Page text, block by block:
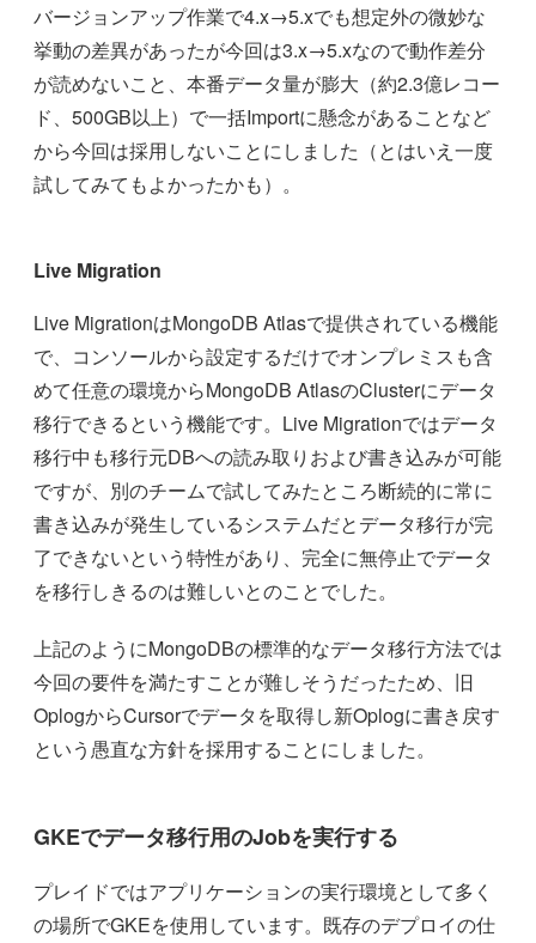
バージョンアップ作業で4.x→5.xでも想定外の微妙な
挙動の差異があったが今回は3.x→5.xなので動作差分
が読めないこと、本番データ量が膨大（約2.3億レコー
ド、500GB以上）で一括Importに懸念があることなど
から今回は採用しないことにしました（とはいえ一度
試してみてもよかったかも）。
Live Migration
Live MigrationはMongoDB Atlasで提供されている機能
で、コンソールから設定するだけでオンプレミスも含
めて任意の環境からMongoDB AtlasのClusterにデータ
移行できるという機能です。Live Migrationではデータ
移行中も移行元DBへの読み取りおよび書き込みが可能
ですが、別のチームで試してみたところ断続的に常に
書き込みが発生しているシステムだとデータ移行が完
了できないという特性があり、完全に無停止でデータ
を移行しきるのは難しいとのことでした。
上記のようにMongoDBの標準的なデータ移行方法では
今回の要件を満たすことが難しそうだったため、旧
OplogからCursorでデータを取得し新Oplogに書き戻す
という愚直な方針を採用することにしました。
GKEでデータ移行用のJobを実行する
プレイドではアプリケーションの実行環境として多く
の場所でGKEを使用しています。既存のデプロイの仕